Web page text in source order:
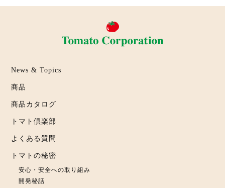
News & Topics
商品
商品カタログ
トマト倶楽部
よくある質問
トマトの秘密
安心・安全への取り組み
開発秘話